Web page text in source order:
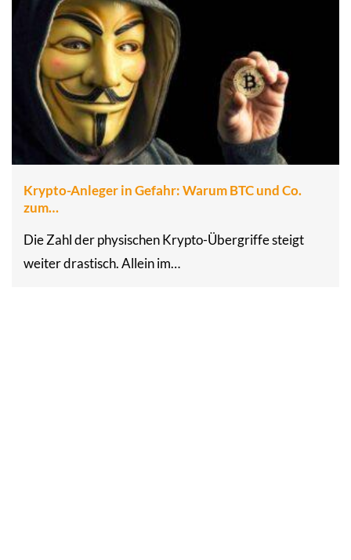
Krypto-Anleger in Gefahr: Warum BTC und Co.
zum…
Die Zahl der physischen Krypto-Übergriffe steigt
weiter drastisch. Allein im…